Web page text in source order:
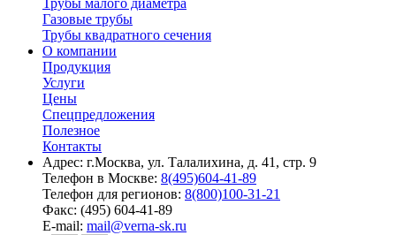
Трубы малого диаметра
Газовые трубы
Трубы квадратного сечения
О компании
Продукция
Услуги
Цены
Спецпредложения
Полезное
Контакты
Адрес: г.Москва, ул. Талалихина, д. 41, стр. 9
Телефон в Москве: 8(495)604-41-89
Телефон для регионов: 8(800)100-31-21
Факс: (495) 604-41-89
E-mail: mail@verna-sk.ru